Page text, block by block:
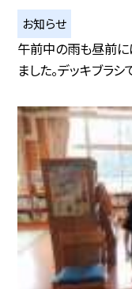
お知らせ
午前中の雨も昼前に
ました。デッキブラ